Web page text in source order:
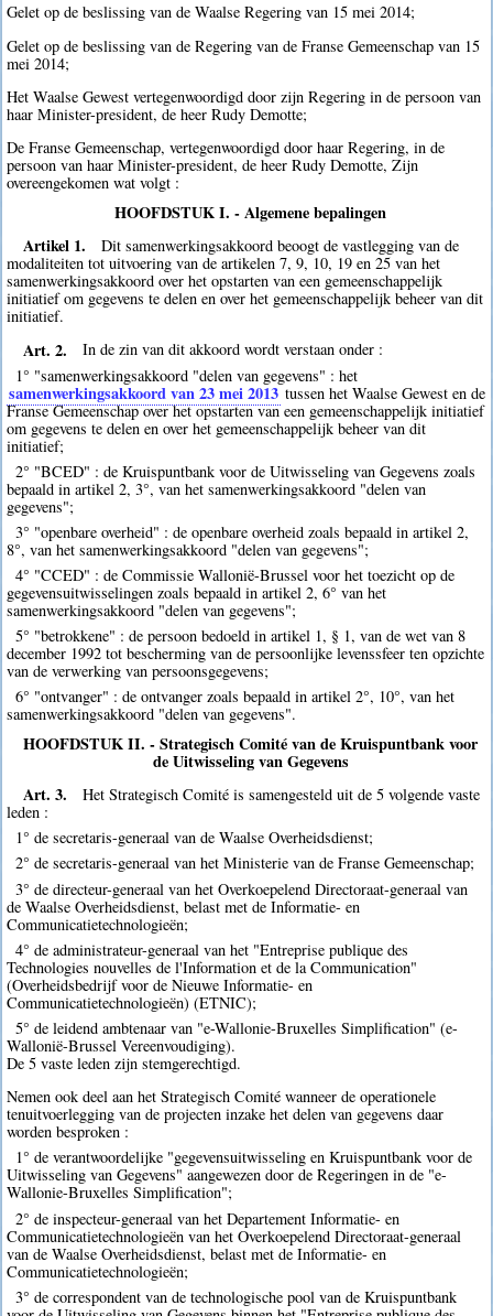
Gelet op de beslissing van de Waalse Regering van 15 mei 2014;
Gelet op de beslissing van de Regering van de Franse Gemeenschap van 15
mei 2014;
Het Waalse Gewest vertegenwoordigd door zijn Regering in de persoon van
haar Minister-president, de heer Rudy Demotte;
De Franse Gemeenschap, vertegenwoordigd door haar Regering, in de
persoon van haar Minister-president, de heer Rudy Demotte, Zijn
overeengekomen wat volgt :
HOOFDSTUK I. - Algemene bepalingen
Artikel 1.
Dit samenwerkingsakkoord beoogt de vastlegging van de
modaliteiten tot uitvoering van de artikelen 7, 9, 10, 19 en 25 van het
samenwerkingsakkoord over het opstarten van een gemeenschappelijk
initiatief om gegevens te delen en over het gemeenschappelijk beheer van dit
initiatief.
Art. 2.
In de zin van dit akkoord wordt verstaan onder :
1° "samenwerkingsakkoord "delen van gegevens" : het
samenwerkingsakkoord van 23 mei 2013 tussen het Waalse Gewest en de
Franse Gemeenschap over het opstarten van een gemeenschappelijk initiatief
om gegevens te delen en over het gemeenschappelijk beheer van dit
initiatief;
2° "BCED" : de Kruispuntbank voor de Uitwisseling van Gegevens zoals
bepaald in artikel 2, 3°, van het samenwerkingsakkoord "delen van
gegevens";
3° "openbare overheid" : de openbare overheid zoals bepaald in artikel 2,
8°, van het samenwerkingsakkoord "delen van gegevens";
4° "CCED" : de Commissie Wallonië-Brussel voor het toezicht op de
gegevensuitwisselingen zoals bepaald in artikel 2, 6° van het
samenwerkingsakkoord "delen van gegevens";
5° "betrokkene" : de persoon bedoeld in artikel 1, § 1, van de wet van 8
december 1992 tot bescherming van de persoonlijke levenssfeer ten opzichte
van de verwerking van persoonsgegevens;
6° "ontvanger" : de ontvanger zoals bepaald in artikel 2°, 10°, van het
samenwerkingsakkoord "delen van gegevens".
HOOFDSTUK II. - Strategisch Comité van de Kruispuntbank voor
de Uitwisseling van Gegevens
Art. 3.
Het Strategisch Comité is samengesteld uit de 5 volgende vaste
leden :
1° de secretaris-generaal van de Waalse Overheidsdienst;
2° de secretaris-generaal van het Ministerie van de Franse Gemeenschap;
3° de directeur-generaal van het Overkoepelend Directoraat-generaal van
de Waalse Overheidsdienst, belast met de Informatie- en
Communicatietechnologieën;
4° de administrateur-generaal van het "Entreprise publique des
Technologies nouvelles de l'Information et de la Communication"
(Overheidsbedrijf voor de Nieuwe Informatie- en
Communicatietechnologieën) (ETNIC);
5° de leidend ambtenaar van "e-Wallonie-Bruxelles Simplification" (e-
Wallonië-Brussel Vereenvoudiging).
De 5 vaste leden zijn stemgerechtigd.
Nemen ook deel aan het Strategisch Comité wanneer de operationele
tenuitvoerlegging van de projecten inzake het delen van gegevens daar
worden besproken :
1° de verantwoordelijke "gegevensuitwisseling en Kruispuntbank voor de
Uitwisseling van Gegevens" aangewezen door de Regeringen in de "e-
Wallonie-Bruxelles Simplification";
2° de inspecteur-generaal van het Departement Informatie- en
Communicatietechnologieën van het Overkoepelend Directoraat-generaal
van de Waalse Overheidsdienst, belast met de Informatie- en
Communicatietechnologieën;
3° de correspondent van de technologische pool van de Kruispuntbank